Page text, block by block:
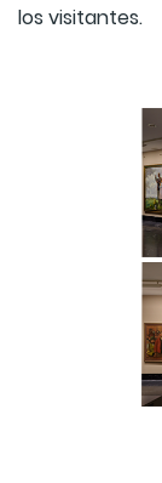
los visitantes.